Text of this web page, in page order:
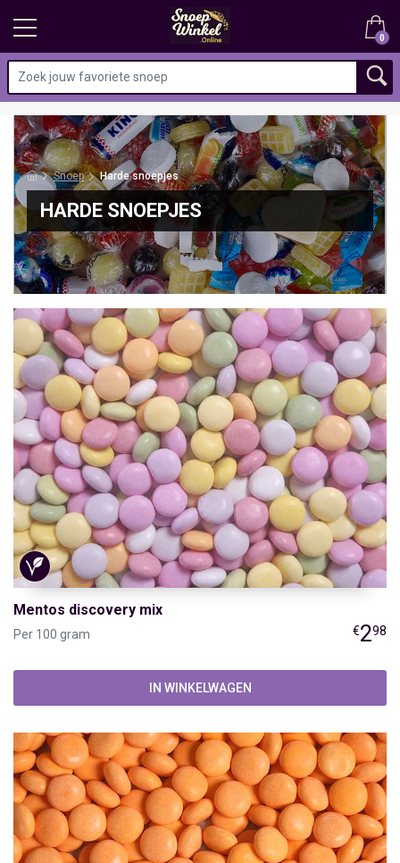
0
Snoep Harde snoepjes
HARDE SNOEPJES
Mentos discovery mix
Per 100 gram €298
IN WINKELWAGEN